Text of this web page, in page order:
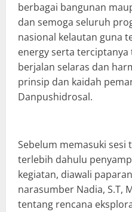
berbagai bangunan
dan semoga seluruh
nasional kelautan guna
energy serta
berjalan selaras dan
prinsip dan kaidah
Danpushidrosal.
Sebelum memasuki sesi
terlebih dahulu
kegiatan, diawali
narasumber Nadia, S.T,
tentang rencana